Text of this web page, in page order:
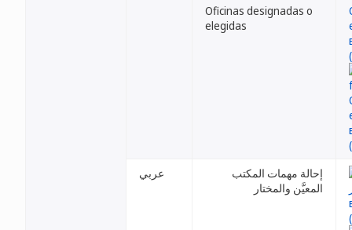
Oficinas designadas o
elegidas
عربي
إحالة مهمات المكتب
المعيَّن والمختار